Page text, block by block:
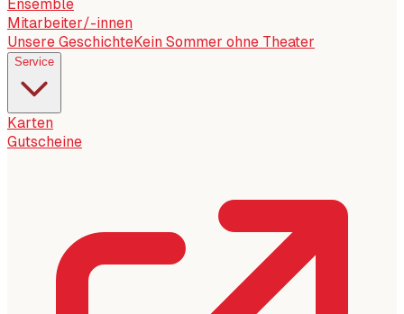
Ensemble
Mitarbeiter/-innen
Unsere GeschichteKein Sommer ohne Theater
Service
Karten
Gutscheine